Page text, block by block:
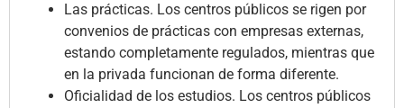
Las prácticas. Los centros públicos se rigen por
convenios de prácticas con empresas externas,
estando completamente regulados, mientras que
en la privada funcionan de forma diferente.
Oficialidad de los estudios. Los centros públicos